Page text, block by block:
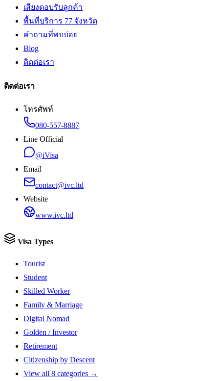
เสียงตอบรับลูกค้า
พื้นที่บริการ 77 จังหวัด
คำถามที่พบบ่อย
Blog
ติดต่อเรา
ติดต่อเรา
โทรศัพท์
080-557-8887
Line Official
@iVisa
Email
contact@ivc.ltd
Website
www.ivc.ltd
Visa Types
Tourist
Student
Skilled Worker
Family & Marriage
Digital Nomad
Golden / Investor
Retirement
Citizenship by Descent
View all 8 categories →